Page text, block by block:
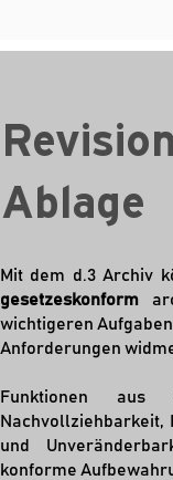
Ablage
Mit dem d.3 Archiv
gesetzeskonform
wichtigeren
Anforderungen
Funktionen aus
Nachvollziehbarkeit,
und
konforme